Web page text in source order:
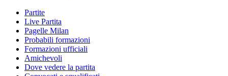
Partite
Live Partita
Pagelle Milan
Probabili formazioni
Formazioni ufficiali
Amichevoli
Dove vedere la partita